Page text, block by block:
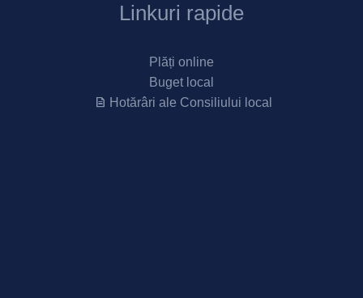
Linkuri rapide
Plăți online
Buget local
Hotărâri ale Consiliului local